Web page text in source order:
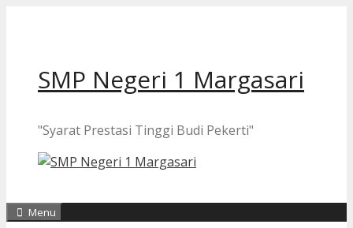
SMP Negeri 1 Margasari
"Syarat Prestasi Tinggi Budi Pekerti"
Menu